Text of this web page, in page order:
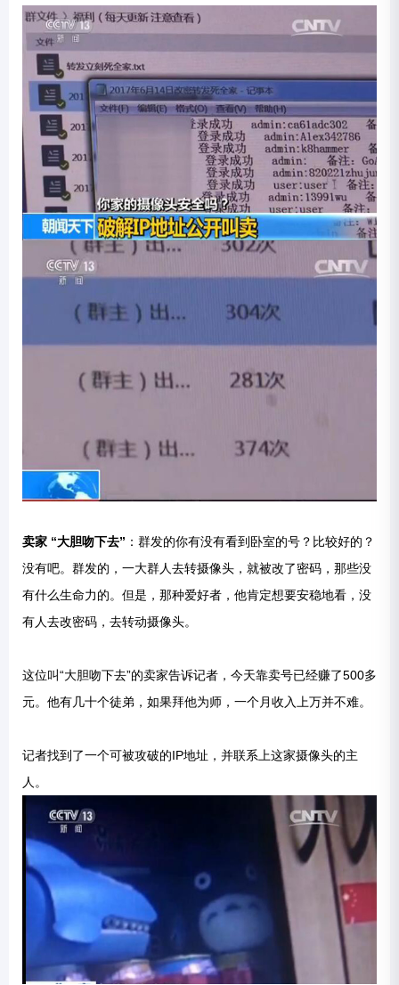
卖家 “大胆吻下去” ：群发的你有没有看到卧室的号？比较好的？
没有吧。群发的，一大群人去转摄像头，就被改了密码，那些没
有什么生命力的。但是，那种爱好者，他肯定想要安稳地看，没
有人去改密码，去转动摄像头。
这位叫“大胆吻下去”的卖家告诉记者，今天靠卖号已经赚了500多
元。他有几十个徒弟，如果拜他为师，一个月收入上万并不难。
记者找到了一个可被攻破的IP地址，并联系上这家摄像头的主
人。